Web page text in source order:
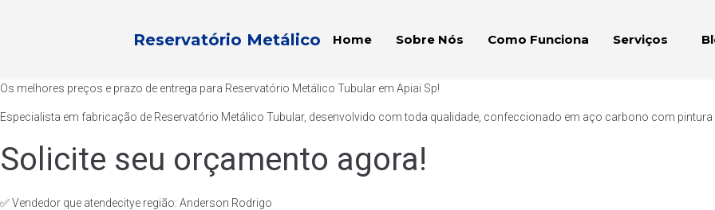
Reservatório Metálico Home Sobre Nós Como Funciona Serviços
Os melhores preços e prazo de entrega para Reservatório Metálico Tubular em Apiai Sp!
Especialista em fabricação de Reservatório Metálico Tubular, desenvolvido com toda qualidade, confeccionado em aço carbono com pintura
Solicite seu orçamento agora!
✅ Vendedor que atendecitye região: Anderson Rodrigo